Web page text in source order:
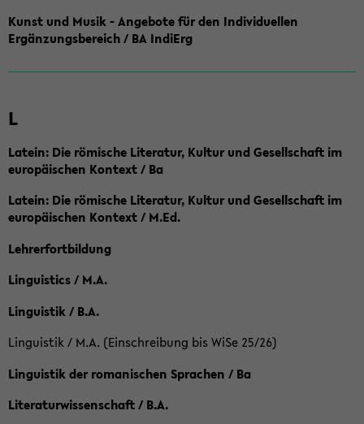
Kunst und Musik - Angebote für den Individuellen
Ergänzungsbereich / BA IndiErg
L
Latein: Die römische Literatur, Kultur und Gesellschaft im
europäischen Kontext / Ba
Latein: Die römische Literatur, Kultur und Gesellschaft im
europäischen Kontext / M.Ed.
Lehrerfortbildung
Linguistics / M.A.
Linguistik / B.A.
Linguistik / M.A. (Einschreibung bis WiSe 25/26)
Linguistik der romanischen Sprachen / Ba
Literaturwissenschaft / B.A.